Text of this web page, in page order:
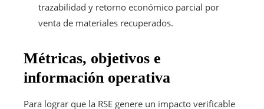
trazabilidad y retorno económico parcial por
venta de materiales recuperados.
Métricas, objetivos e
información operativa
Para lograr que la RSE genere un impacto verificable